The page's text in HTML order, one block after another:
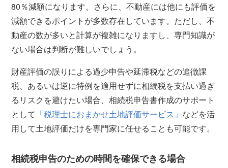
80％減額になります。さらに、不動産には他にも評価を
減額できるポイントが多数存在しています。ただし、不
動産の数が多いと計算が複雑になりますし、専門知識が
ない場合は判断が難しいでしょう。
財産評価の誤りによる過少申告や延滞税などの追徴課
税、あるいは逆に特例を適用せずに相続税を支払い過ぎ
るリスクを避けたい場合、相続税申告書作成のサポート
として 「税理士におまかせ土地評価サービス」 などを活
用して土地評価だけを専門家に任せることも可能です。
相続税申告のための時間を確保できる場合